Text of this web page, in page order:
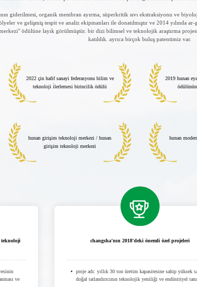
giderilmesi, organik membran ayırma, süperkritik sıvı ekstraksiyonu ve
ve gelişmiş tespit ve analiz ekipmanları ile donatılmıştır ve 2014 yılında
ödülüne layık görülmüştür. bir dizi bilimsel ve teknolojik araştırma
katıldık. ayrıca birçok buluş patentimiz var.
2022 çin hafif sanayi federasyonu bilim ve
teknoloji i̇lerlemesi birincilik ödülü
2019 hunan
hunan girişim teknoloji merkezi / hunan
girişim teknoloji merkezi
hunan
teknoloji
ve
changsha'nın 2018'deki önemli özel projeleri
proje adı: yıllık 30 ton üretim kapasitesine sahip yüksek
doğal tatlandırıcının teknolojik yeniliği ve endüstriyel